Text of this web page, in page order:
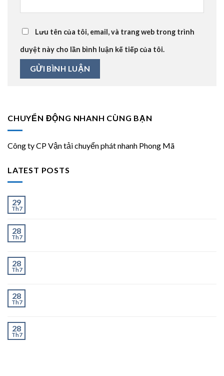
Lưu tên của tôi, email, và trang web trong trình
duyệt này cho lần bình luận kế tiếp của tôi.
CHUYỂN ĐỘNG NHANH CÙNG BẠN
Công ty CP Vận tải chuyển phát nhanh Phong Mã
LATEST POSTS
29
Th7
28
Th7
28
Th7
28
Th7
28
Th7